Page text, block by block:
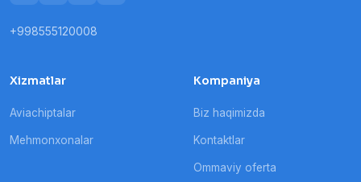
+998555120008
Xizmatlar
Aviachiptalar
Mehmonxonalar
Kompaniya
Biz haqimizda
Kontaktlar
Ommaviy oferta